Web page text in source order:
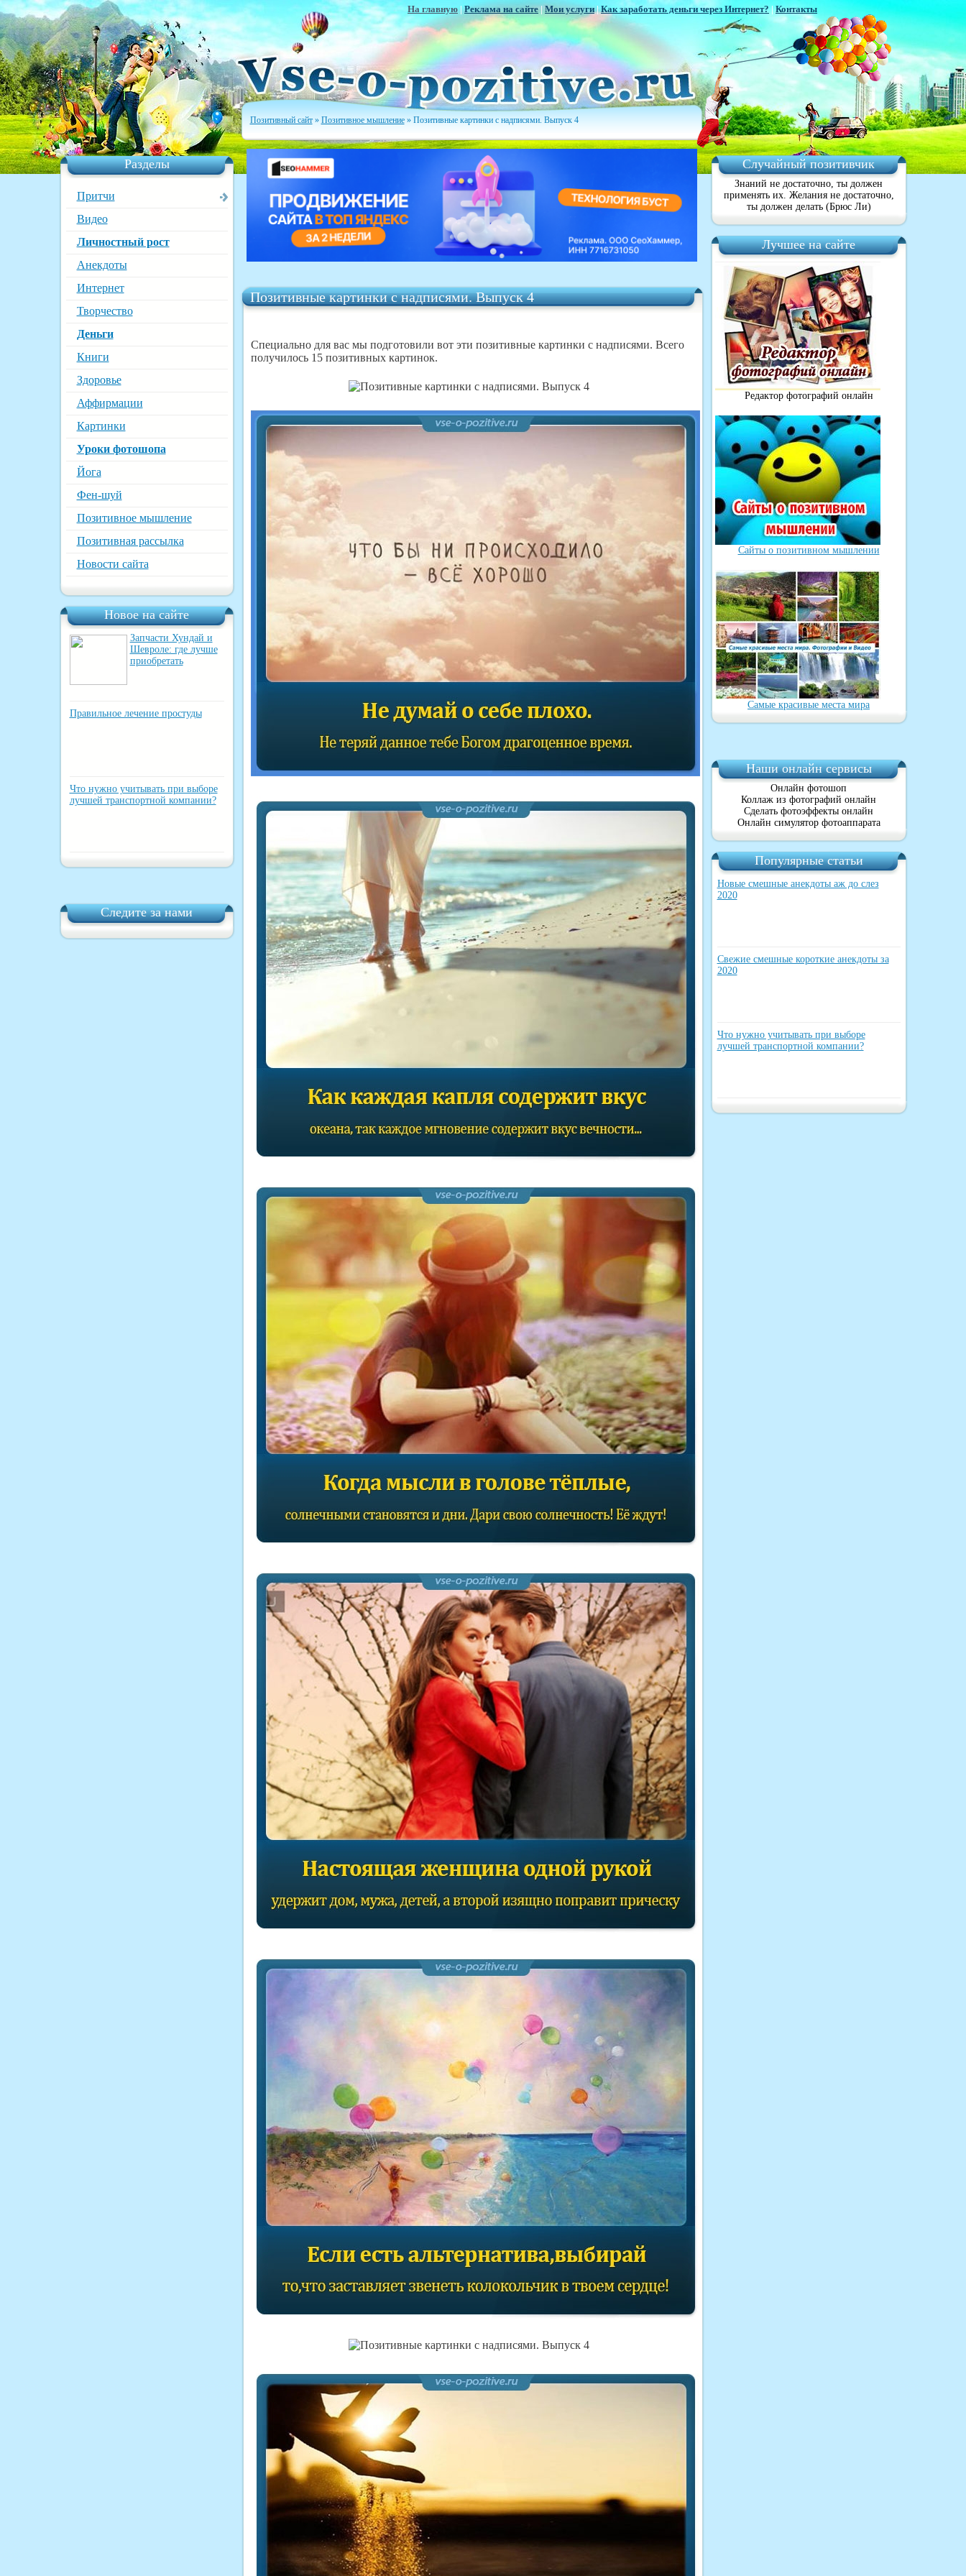
На главную |Реклама на сайте | Мои услуги|Как заработать деньги через Интернет?|Контакты
Разделы
Притчи
Видео
Личностный рост
Анекдоты
Интернет
Творчество
Деньги
Книги
Здоровье
Аффирмации
Картинки
Уроки фотошопа
Йога
Фен-шуй
Позитивное мышление
Позитивная рассылка
Новости сайта
Новое на сайте
Запчасти Хундай и
Шевроле: где лучше
приобретать
Правильное лечение простуды
Что нужно учитывать при выборе
лучшей транспортной компании?
Следите за нами
Позитивный сайт» Позитивное мышление» Позитивные картинки с надписями. Выпуск 4
Позитивные картинки с надписями. Выпуск 4
Специально для вас мы подготовили вот эти позитивные картинки с надписями. Всего
получилось 15 позитивных картинок.
Случайный позитивчик
Знаний не достаточно, ты должен
применять их. Желания не достаточно,
ты должен делать (Брюс Ли)
Лучшее на сайте
Редактор фотографий онлайн
Сайты о позитивном мышлении
Самые красивые места мира
Наши онлайн сервисы
Онлайн фотошоп
Коллаж из фотографий онлайн
Сделать фотоэффекты онлайн
Онлайн симулятор фотоаппарата
Популярные статьи
Новые смешные анекдоты аж до слез
2020
Свежие смешные короткие анекдоты за
2020
Что нужно учитывать при выборе
лучшей транспортной компании?